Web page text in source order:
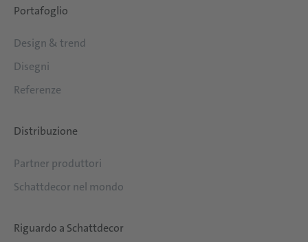
Portafoglio
Design & trend
Disegni
Referenze
Distribuzione
Partner produttori
Schattdecor nel mondo
Riguardo a Schattdecor